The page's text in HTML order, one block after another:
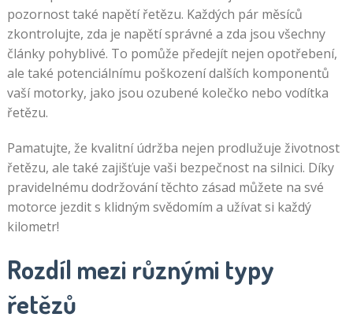
pozornost také napětí řetězu. Každých pár měsíců
zkontrolujte, zda je napětí správné a zda jsou všechny
články pohyblivé. To pomůže předejít nejen opotřebení,
ale také potenciálnímu poškození dalších komponentů
vaší motorky, jako jsou ozubené kolečko nebo vodítka
řetězu.
Pamatujte, že kvalitní údržba nejen prodlužuje životnost
řetězu, ale také zajišťuje vaši bezpečnost na silnici. Díky
pravidelnému dodržování těchto zásad můžete na své
motorce jezdit s klidným svědomím a užívat si každý
kilometr!
Rozdíl mezi různými typy
řetězů